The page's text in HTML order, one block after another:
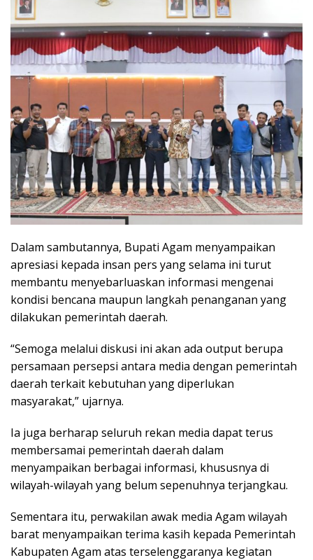
Dalam sambutannya, Bupati Agam menyampaikan
apresiasi kepada insan pers yang selama ini turut
membantu menyebarluaskan informasi mengenai
kondisi bencana maupun langkah penanganan yang
dilakukan pemerintah daerah.
“Semoga melalui diskusi ini akan ada output berupa
persamaan persepsi antara media dengan pemerintah
daerah terkait kebutuhan yang diperlukan
masyarakat,” ujarnya.
Ia juga berharap seluruh rekan media dapat terus
membersamai pemerintah daerah dalam
menyampaikan berbagai informasi, khususnya di
wilayah-wilayah yang belum sepenuhnya terjangkau.
Sementara itu, perwakilan awak media Agam wilayah
barat menyampaikan terima kasih kepada Pemerintah
Kabupaten Agam atas terselenggaranya kegiatan